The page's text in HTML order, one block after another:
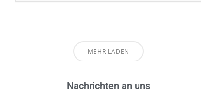
MEHR LADEN
Nachrichten an uns